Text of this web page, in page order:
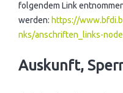
folgendem Link
werden: https://
nks/anschriften_links-
Auskunft,